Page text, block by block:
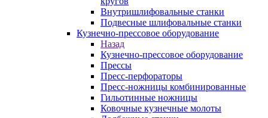
Внутришлифовальные станки
Подвесные шлифовальные станки
Кузнечно-прессовое оборудование
Назад
Кузнечно-прессовое оборудование
Прессы
Пресс-перфораторы
Пресс-ножницы комбинированные
Гильотинные ножницы
Ковочные кузнечные молоты